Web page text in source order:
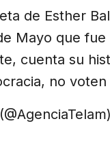
de Esther
Mayo que
cuenta su
no voten